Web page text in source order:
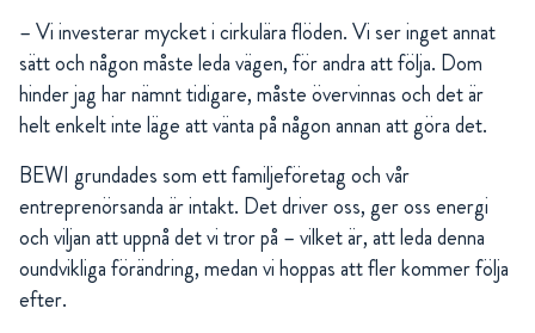
– Vi investerar mycket i cirkulära flöden. Vi ser inget annat
sätt och någon måste leda vägen, för andra att följa. Dom
hinder jag har nämnt tidigare, måste övervinnas och det är
helt enkelt inte läge att vänta på någon annan att göra det.
BEWI grundades som ett familjeföretag och vår
entreprenörsanda är intakt. Det driver oss, ger oss energi
och viljan att uppnå det vi tror på – vilket är, att leda denna
oundvikliga förändring, medan vi hoppas att fler kommer följa
efter.